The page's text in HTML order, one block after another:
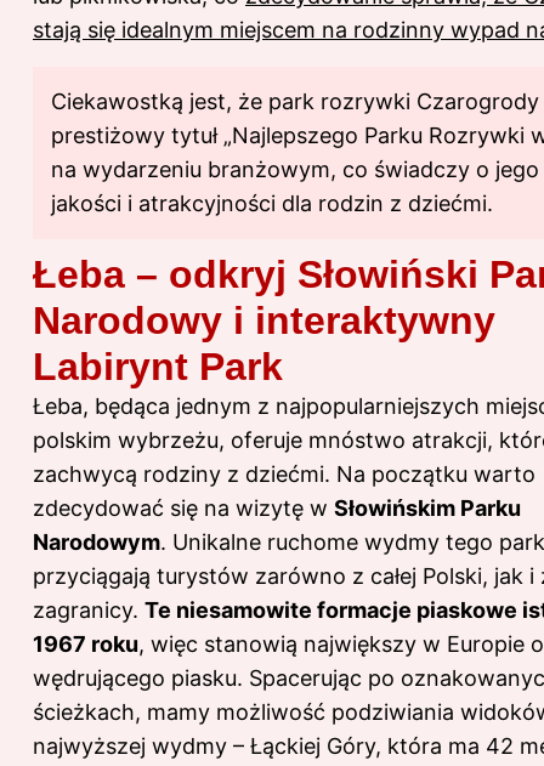
stają się idealnym miejscem na rodzinny wypad
Ciekawostką jest, że park rozrywki Czarogrody
prestiżowy tytuł „Najlepszego Parku Rozrywki
na wydarzeniu branżowym, co świadczy o
jakości i atrakcyjności dla rodzin z dziećmi.
Łeba – odkryj Słowiński
Narodowy i interaktywny
Labirynt Park
Łeba, będąca jednym z najpopularniejszych
polskim wybrzeżu, oferuje mnóstwo atrakcji,
zachwycą rodziny z dziećmi. Na początku warto
zdecydować się na wizytę w Słowińskim Parku
Narodowym. Unikalne ruchome wydmy tego
przyciągają turystów zarówno z całej Polski, jak i
zagranicy. Te niesamowite formacje piaskowe
1967 roku, więc stanowią największy w Europie
wędrującego piasku. Spacerując po
ścieżkach, mamy możliwość podziwiania
najwyższej wydmy – Łąckiej Góry, która ma 42